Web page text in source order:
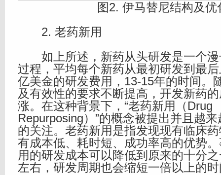
图2. 伊马替尼结构及优
2. 老药新用
如上所述，新药从头研发是一个漫
过程，平均每个新药从最初研发到最
亿美金的研发费用，13-15年的时间。
及有效性的要求不断提高，开发新药
涨。在这种背景下，“老药新用（Drug
Repurposing）”的概念被提出并且越
的关注。老药新用是指发现现有临床
有成本低、耗时短、成功率高的优势
用的研发成本可以降低到原来的十分
左右，研发周期也会缩短一倍以上的